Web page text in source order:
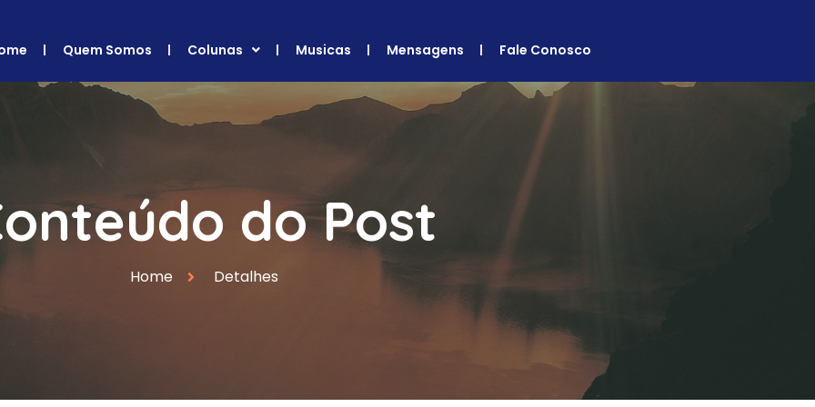
Quem Somos Colunas Musicas Mensagens Fale Conosco
do Post
Home Detalhes